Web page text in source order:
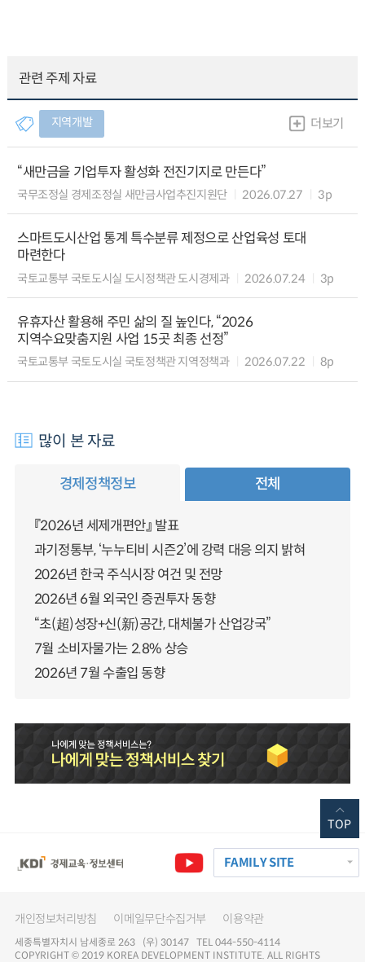
관련 주제 자료
지역개발 더보기
“새만금을 기업투자 활성화 전진기지로 만든다”
국무조정실 경제조정실 새만금사업추진지원단 2026.07.27 3p
스마트도시산업 통계 특수분류 제정으로 산업육성 토대
마련한다
국토교통부 국토도시실 도시정책관 도시경제과 2026.07.24 3p
유휴자산 활용해 주민 삶의 질 높인다, “2026
지역수요맞춤지원 사업 15곳 최종 선정”
국토교통부 국토도시실 국토정책관 지역정책과 2026.07.22 8p
많이 본 자료
경제정책정보 전체
『2026년 세제개편안』 발표
과기정통부, ‘누누티비 시즌2’에 강력 대응 의지 밝혀
2026년 한국 주식시장 여건 및 전망
2026년 6월 외국인 증권투자 동향
“초(超)성장+신(新)공간, 대체불가 산업강국”
7월 소비자물가는 2.8% 상승
2026년 7월 수출입 동향
FAMILY SITE
개인정보처리방침 이메일무단수집거부 이용약관
세종특별자치시 남세종로 263 (우) 30147 TEL 044-550-4114
COPYRIGHT © 2019 KOREA DEVELOPMENT INSTITUTE. ALL RIGHTS
TOP